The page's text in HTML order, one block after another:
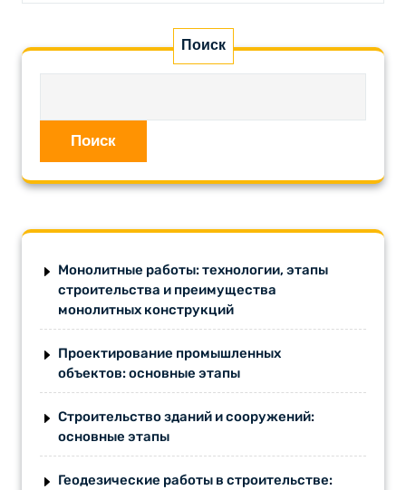
Поиск
Поиск
Монолитные работы: технологии, этапы
строительства и преимущества
монолитных конструкций
Проектирование промышленных
объектов: основные этапы
Строительство зданий и сооружений:
основные этапы
Геодезические работы в строительстве: